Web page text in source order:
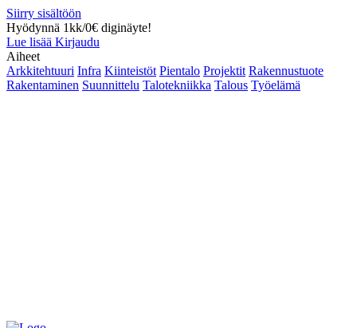
Siirry sisältöön
Hyödynnä 1kk/0€ diginäyte!
Lue lisää Kirjaudu
Aiheet
Arkkitehtuuri Infra Kiinteistöt Pientalo Projektit Rakennustuote
Rakentaminen Suunnittelu Talotekniikka Talous Työelämä